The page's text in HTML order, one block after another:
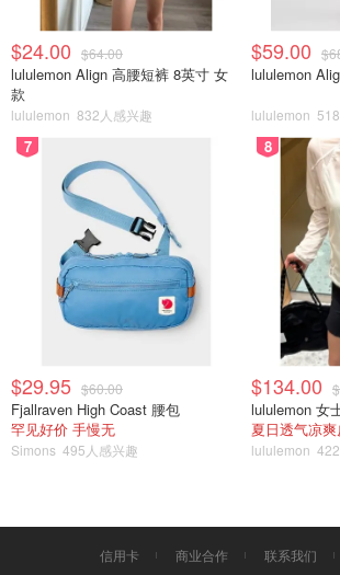
在确定旅游地点之后，直接google搜索地
Campground，就会搜索到附近可用的房
车旅行并不一定要住营地，毕竟有水箱能
generator发电机能发电、有propane能做
动性也正是房车旅行的优点。但是如果是
宝旅行的话，还是建议停驻在房车营地
选择营地的时候，一定要注意营地提不提
绝大部分房车营地都会提供partial
水。部分提供full hookups，就是在电和
下水（sewer service）。建议如果是新
full hookups的营地！
$24.00 $64.00
lululemon Align 高腰短裤 8英寸 女
款
lululemon 832人感兴趣
$59.00
lululemon
lululemon
7
$29.95 $60.00
Fjallraven High Coast 腰包
罕见好价 手慢无
Simons 495人感兴趣
8
$134.00
夏日透气凉
lululemon
信用卡 商业合作 联系我们